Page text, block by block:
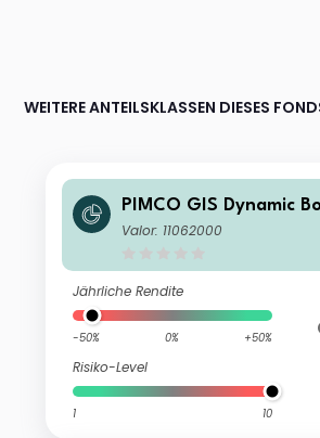
WEITERE ANTEILSKLASSEN DIESES
PIMCO GIS Dynamic
ass GBP (Hedged)
Valor: 11062000
Jährliche Rendite
-50% 0% +50%
Risiko-Level
1 10